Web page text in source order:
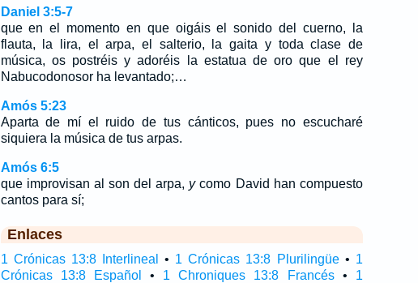
Daniel 3:5-7
que en el momento en que oigáis el sonido del cuerno, la
flauta, la lira, el arpa, el salterio, la gaita y toda clase de
música, os postréis y adoréis la estatua de oro que el rey
Nabucodonosor ha levantado;…
Amós 5:23
Aparta de mí el ruido de tus cánticos, pues no escucharé
siquiera la música de tus arpas.
Amós 6:5
que improvisan al son del arpa, ycomo David han compuesto
cantos para sí;
Enlaces
1 Crónicas 13:8 Interlineal • 1 Crónicas 13:8 Plurilingüe• 1
Crónicas 13:8 Español
• 1 Chroniques 13:8 Francés• 1